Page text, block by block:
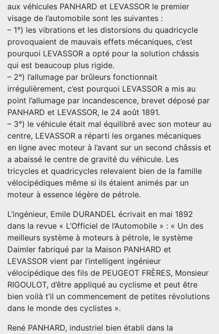
aux véhicules PANHARD et LEVASSOR le premier
visage de l’automobile sont les suivantes :
– 1°) les vibrations et les distorsions du quadricycle
provoquaient de mauvais effets mécaniques, c’est
pourquoi LEVASSOR a opté pour la solution châssis
qui est beaucoup plus rigide.
– 2°) l’allumage par brûleurs fonctionnait
irrégulièrement, c’est pourquoi LEVASSOR a mis au
point l’allumage par incandescence, brevet déposé par
PANHARD et LEVASSOR, le 24 août 1891.
– 3°) le véhicule était mal équilibré avec son moteur au
centre, LEVASSOR a réparti les organes mécaniques
en ligne avec moteur à l’avant sur un second châssis et
a abaissé le centre de gravité du véhicule. Les
tricycles et quadricycles relevaient bien de la famille
vélocipédiques même si ils étaient animés par un
moteur à essence légère de pétrole.
L’ingénieur, Emile DURANDEL écrivait en mai 1892
dans la revue « L’Officiel de l’Automobile » : « Un des
meilleurs système à moteurs à pétrole, le système
Daimler fabriqué par la Maison PANHARD et
LEVASSOR vient par l’intelligent ingénieur
vélocipédique des fils de PEUGEOT FRÈRES, Monsieur
RIGOULOT, d’être appliqué au cyclisme et peut être
bien voilà t’il un commencement de petites révolutions
dans le monde des cyclistes ».
René PANHARD, industriel bien établi dans la